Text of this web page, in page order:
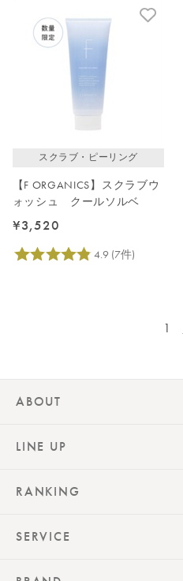
スクラブ・ピーリング
【F ORGANICS】スクラブウ
ォッシュ クールソルベ
¥3,520
1
ABOUT
LINE UP
RANKING
SERVICE